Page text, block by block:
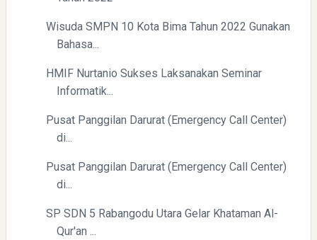
Wisuda SMPN 10 Kota Bima Tahun 2022 Gunakan
Bahasa...
HMIF Nurtanio Sukses Laksanakan Seminar
Informatik...
Pusat Panggilan Darurat (Emergency Call Center)
di...
Pusat Panggilan Darurat (Emergency Call Center)
di...
SP SDN 5 Rabangodu Utara Gelar Khataman Al-
Qur'an ...